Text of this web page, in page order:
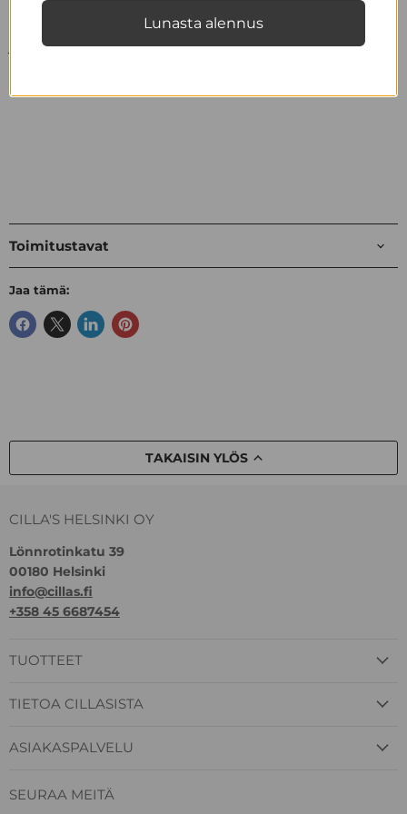
S-koon pituus on 103 cm. Kuvan mallin pituus on 179 cm
ja hänellä on yllään S-koko.
Materiaali on: 100% kierrätetty polyesteri.
Toimitustavat
Jaa tämä:
TAKAISIN YLÖS
CILLA'S HELSINKI OY
Lönnrotinkatu 39
00180 Helsinki
info@cillas.fi
+358 45 6687454
TUOTTEET
TIETOA CILLASISTA
ASIAKASPALVELU
SEURAA MEITÄ
Lunasta alennus